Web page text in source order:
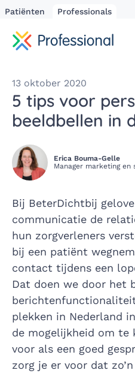
Patiënten Professionals
13 oktober 2020
5 tips voor
beeldbellen in
Erica Bouma-Gelle
Manager marketing en
Bij BeterDichtbij
communicatie de
hun zorgverleners
bij een patiënt
contact tijdens een
Dat doen we door het
plekken in Nederland
de mogelijkheid om te
voor als een goed
zorg je er voor dat